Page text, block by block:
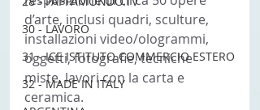
30 - LAVORO
31 - ICE ISTITUTO COMMERCIO ESTERO
32 - MADE IN ITALY
d’arte, inclusi quadri, sculture,
installazioni video/ologrammi,
oggetti, fotografie, tecniche
miste, lavori con la carta e
ceramica.